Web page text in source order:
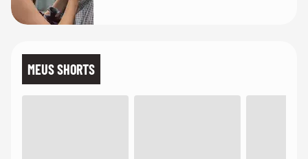
MEUS SHORTS